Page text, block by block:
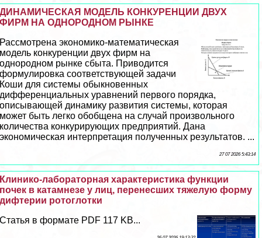
ДИНАМИЧЕСКАЯ МОДЕЛЬ КОНКУРЕНЦИИ ДВУХ
ФИРМ НА ОДНОРОДНОМ РЫНКЕ
Рассмотрена экономико-математическая
модель конкуренции двух фирм на
однородном рынке сбыта. Приводится
формулировка соответствующей задачи
Коши для системы обыкновенных
дифференциальных уравнений первого порядка,
описывающей динамику развития системы, которая
может быть легко обобщена на случай произвольного
количества конкурирующих предприятий. Дана
экономическая интерпретация полученных результатов. ...
27 07 2026 5:43:14
Клинико-лабораторная хаpaктеристика функции
почек в катамнезе у лиц, перенесших тяжелую форму
дифтерии ротоглотки
Статья в формате PDF 117 KB...